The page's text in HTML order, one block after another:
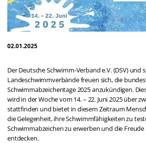
02.01.2025
Der Deutsche Schwimm-Verband e.V. (DSV) und
Landeschwimmverbände freuen sich, die
Schwimmabzeichentage 2025 anzukündigen.
wird in der Woche vom 14. – 22. Juni 2025 über
stattfinden und bietet in diesem Zeitraum
die Gelegenheit, ihre Schwimmfähigkeiten zu
Schwimmabzeichen zu erwerben und die
entdecken.